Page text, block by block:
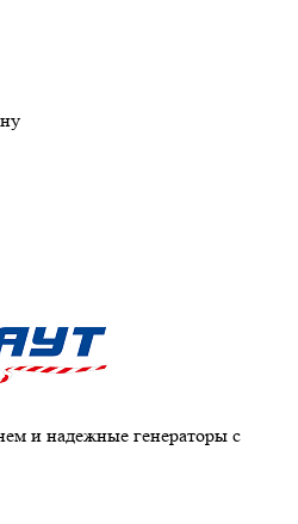
и надежные генераторы с